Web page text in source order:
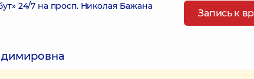
24/7 на просп. Николая Бажана
Запись к